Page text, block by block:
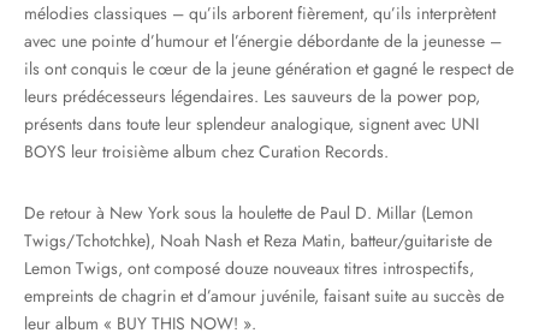
mélodies classiques – qu’ils arborent fièrement, qu’ils interprètent
avec une pointe d’humour et l’énergie débordante de la jeunesse –
ils ont conquis le cœur de la jeune génération et gagné le respect de
leurs prédécesseurs légendaires. Les sauveurs de la power pop,
présents dans toute leur splendeur analogique, signent avec UNI
BOYS leur troisième album chez Curation Records.
De retour à New York sous la houlette de Paul D. Millar (Lemon
Twigs/Tchotchke), Noah Nash et Reza Matin, batteur/guitariste de
Lemon Twigs, ont composé douze nouveaux titres introspectifs,
empreints de chagrin et d’amour juvénile, faisant suite au succès de
leur album « BUY THIS NOW! ».